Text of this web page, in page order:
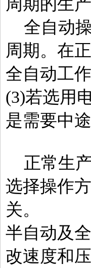
全自动操
周期。在
全自动工
(3)若选用
是需要中
正常生产
选择操作
关。
半自动及
改速度和